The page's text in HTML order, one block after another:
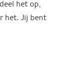
het op,
het. Jij bent